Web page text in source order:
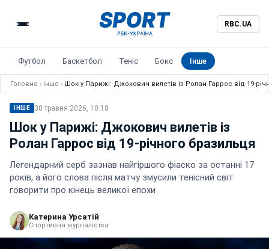
RBC.UA
Футбол Баскетбол Теніс Бокс Інше
Головна › Інше › Шок у Парижі: Джокович вилетів із Ролан Гаррос від 19-
ІНШЕ 30 травня 2026, 10:18
Шок у Парижі: Джокович вилетів із
Ролан Гаррос від 19-річного бразильця
Легендарний серб зазнав найгіршого фіаско за останні 17
років, а його слова після матчу змусили тенісний світ
говорити про кінець великої епохи
Катерина Урсатій
Спортивна журналістка